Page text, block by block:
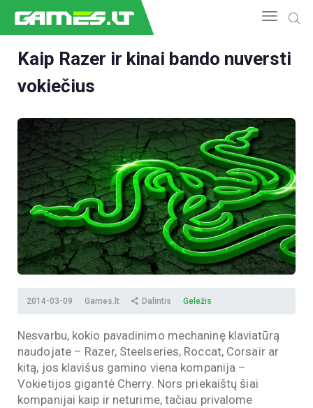
NAUJIENOS
ESPORTAS
GELEŽIS
VIDEO
APŽVALGOS
ŽAIDIMAI
Kaip Razer ir kinai bando nuversti
vokiečius
2014-03-09 Games.lt Dalintis Geležis
Nesvarbu, kokio pavadinimo mechaninę klaviatūrą
naudojate – Razer, Steelseries, Roccat, Corsair ar
kitą, jos klavišus gamino viena kompanija –
Vokietijos gigantė Cherry. Nors priekaištų šiai
kompanijai kaip ir neturime, tačiau privalome